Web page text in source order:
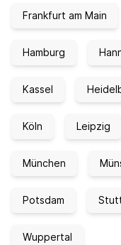
Frankfurt am Main
Hamburg
Kassel
Köln Leipzig
München
Potsdam
Wuppertal